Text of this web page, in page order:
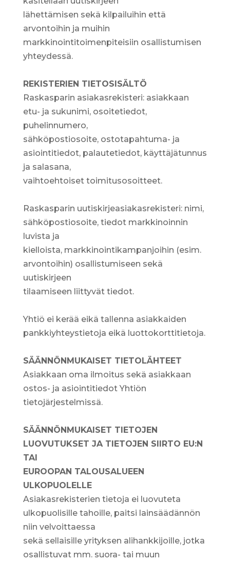
lähettämisen sekä kilpailuihin että
arvontoihin ja muihin
markkinointitoimenpiteisiin osallistumisen
yhteydessä.
REKISTERIEN TIETOSISÄLTÖ
Raskasparin asiakasrekisteri: asiakkaan
etu- ja sukunimi, osoitetiedot,
puhelinnumero,
sähköpostiosoite, ostotapahtuma- ja
asiointitiedot, palautetiedot, käyttäjätunnus
ja salasana,
vaihtoehtoiset toimitusosoitteet.
Raskasparin uutiskirjeasiakasrekisteri: nimi,
sähköpostiosoite, tiedot markkinoinnin
luvista ja
kielloista, markkinointikampanjoihin (esim.
arvontoihin) osallistumiseen sekä
uutiskirjeen
tilaamiseen liittyvät tiedot.
Yhtiö ei kerää eikä tallenna asiakkaiden
pankkiyhteystietoja eikä luottokorttitietoja.
SÄÄNNÖNMUKAISET TIETOLÄHTEET
Asiakkaan oma ilmoitus sekä asiakkaan
ostos- ja asiointitiedot Yhtiön
tietojärjestelmissä.
SÄÄNNÖNMUKAISET TIETOJEN
LUOVUTUKSET JA TIETOJEN SIIRTO EU:N
TAI
EUROOPAN TALOUSALUEEN
ULKOPUOLELLE
Asiakasrekisterien tietoja ei luovuteta
ulkopuolisille tahoille, paitsi lainsäädännön
niin velvoittaessa
sekä sellaisille yrityksen alihankkijoille, jotka
osallistuvat mm. suora- tai muun